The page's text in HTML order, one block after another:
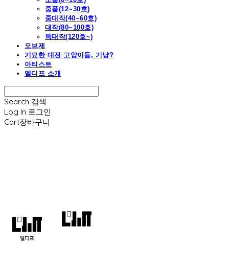
중품(12~30호)
중대작(40~60호)
대작(80~100호)
특대작(120호~)
오브제
기묘한 대전 고양이들, 기냥?
아티스트
엘디프 소개
Search 검색
Log In 로그인
Cart장바구니